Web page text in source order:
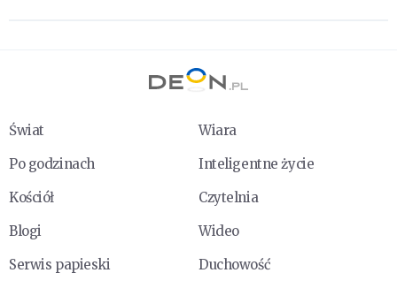
Świat
Wiara
Po godzinach
Inteligentne życie
Kościół
Czytelnia
Blogi
Wideo
Serwis papieski
Duchowość